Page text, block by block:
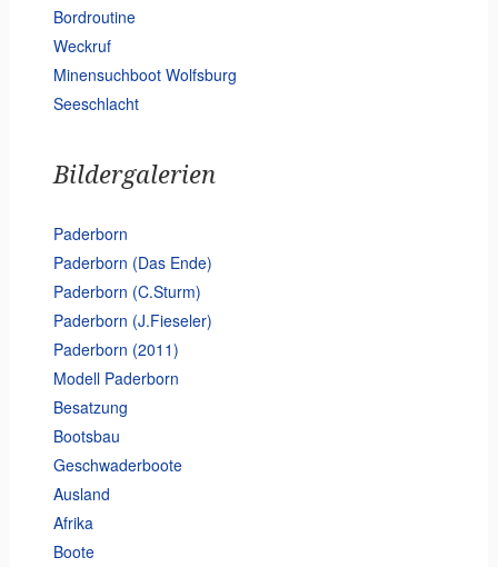
Bordroutine
Weckruf
Minensuchboot Wolfsburg
Seeschlacht
Bildergalerien
Paderborn
Paderborn (Das Ende)
Paderborn (C.Sturm)
Paderborn (J.Fieseler)
Paderborn (2011)
Modell Paderborn
Besatzung
Bootsbau
Geschwaderboote
Ausland
Afrika
Boote